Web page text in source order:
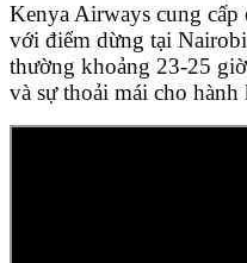
Kenya Airways cung cấp
với điểm dừng tại
thường khoảng 23-25
và sự thoải mái cho hành